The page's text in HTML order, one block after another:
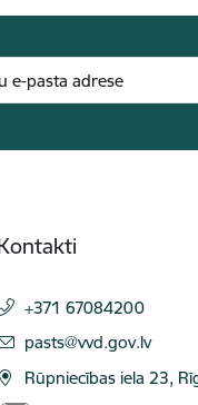
+371 67084200
E-pasts:
pasts@vvd.gov.lv
Rūpniecības iela 23,